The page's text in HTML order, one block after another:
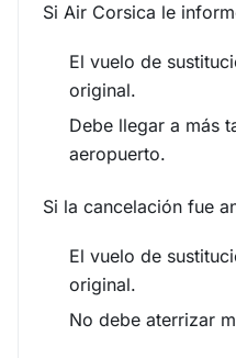
Si Air Corsica le
El vuelo de
original.
Debe llegar a más
aeropuerto.
Si la cancelación fue
El vuelo de
original.
No debe aterrizar